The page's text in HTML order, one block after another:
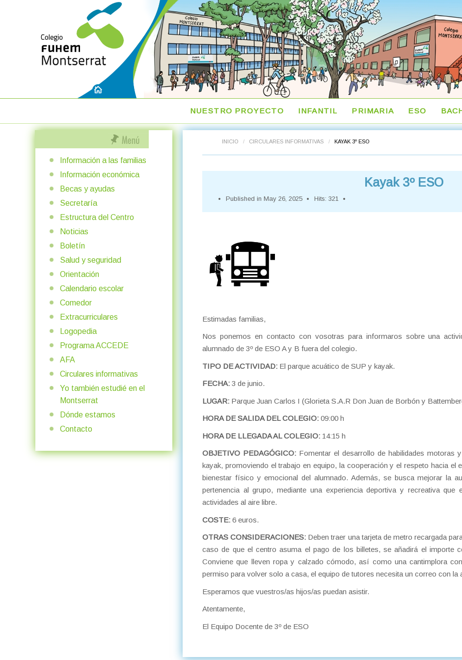
NUESTRO PROYECTO INFANTIL PRIMARIA ESO
INICIO / CIRCULARES INFORMATIVAS / KAYAK 3º ESO
Kayak 3º ESO
Published in May 26, 2025 Hits: 321
Estimadas familias,
Nos ponemos en contacto con vosotras para informaros sobre una
alumnado de 3º de ESO A y B fuera del colegio.
TIPO DE ACTIVIDAD: El parque acuático de SUP y kayak.
FECHA: 3 de junio.
LUGAR: Parque Juan Carlos I (Glorieta S.A.R Don Juan de Borbón y
HORA DE SALIDA DEL COLEGIO: 09:00 h
HORA DE LLEGADA AL COLEGIO: 14:15 h
OBJETIVO PEDAGÓGICO: Fomentar el desarrollo de habilidades motoras
kayak, promoviendo el trabajo en equipo, la cooperación y el respeto hacia el
bienestar físico y emocional del alumnado. Además, se busca mejorar la
pertenencia al grupo, mediante una experiencia deportiva y recreativa
actividades al aire libre.
COSTE: 6 euros.
OTRAS CONSIDERACIONES: Deben traer una tarjeta de metro recargada
caso de que el centro asuma el pago de los billetes, se añadirá el importe
Conviene que lleven ropa y calzado cómodo, así como una cantimplora
permiso para volver solo a casa, el equipo de tutores necesita un correo con la
Esperamos que vuestros/as hijos/as puedan asistir.
Atentamente,
El Equipo Docente de 3º de ESO
Información a las familias
Información económica
Becas y ayudas
Secretaría
Estructura del Centro
Noticias
Boletín
Salud y seguridad
Orientación
Calendario escolar
Comedor
Extracurriculares
Logopedia
Programa ACCEDE
AFA
Circulares informativas
Yo también estudié en el
Montserrat
Dónde estamos
Contacto